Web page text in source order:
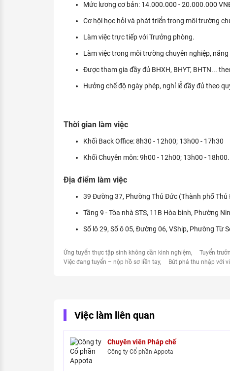
Mức lương cơ bản: 14.000.000 - 20.000.000
Cơ hội học hỏi và phát triển trong môi trường
Làm việc trực tiếp với Trưởng phòng.
Làm việc trong môi trường chuyên nghiệp,
Được tham gia đầy đủ BHXH, BHYT, BHTN...
Hưởng chế độ ngày phép, nghỉ lễ đầy đủ theo
Thời gian làm việc
Khối Back Office: 8h30 - 12h00; 13h00 - 17h30
Khối Chuyên môn: 9h00 - 12h00; 13h00 - 18h00.
Địa điểm làm việc
39 Đường 37, Phường Thủ Đức (Thành phố Thủ
Tầng 9 - Tòa nhà STS, 11B Hòa bình, Phường
Số lô 29, Số ô 05, Đường 06, VShip, Phường Từ
Ứng tuyển thực tập sinh không cần kinh nghiệm Tuyển
Việc đang tuyển – nộp hồ sơ liền tay
Bứt phá thu nhập với
Việc làm liên quan
Chuyên viên Pháp chế
Công ty Cổ phần Appota